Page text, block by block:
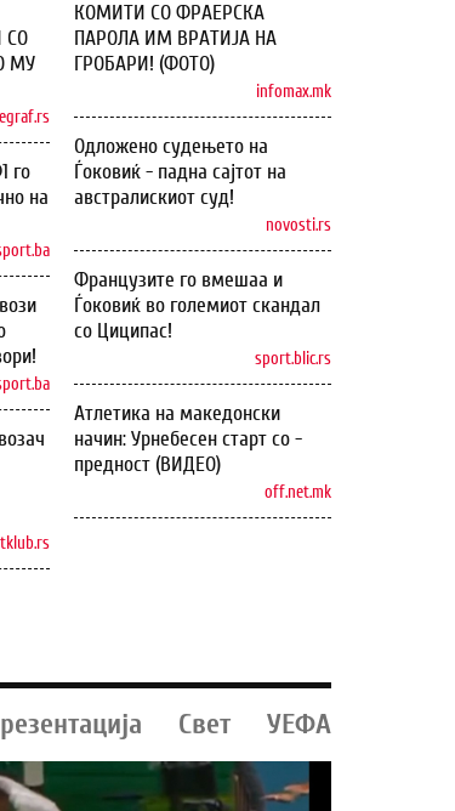
СО
МУ
го
на
КОМИТИ СО ФРАЕРСКА
ПАРОЛА ИМ ВРАТИЈА НА
ГРОБАРИ! (ФОТО)
infomax.mk
Одложено судењето на
Ѓоковиќ - падна сајтот на
австралискиот суд!
novosti.rs
Французите го вмешаа и
Ѓоковиќ во големиот скандал
со Циципас!
sport.blic.rs
Атлетика на македонски
начин: Урнебесен старт со -
предност (ВИДЕО)
off.net.mk
Свет УЕФА